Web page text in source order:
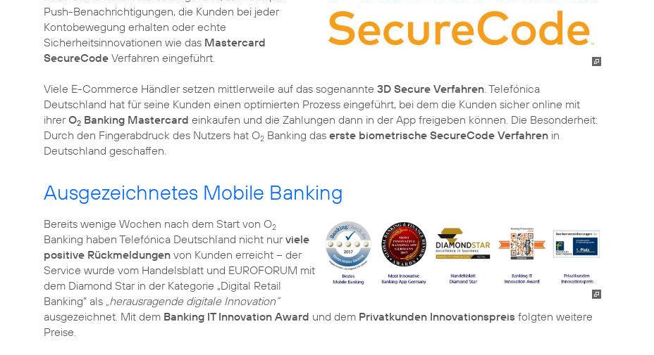
Push-Benachrichtigungen, die Kunden bei jeder
Kontobewegung erhalten oder echte
Sicherheitsinnovationen wie das Mastercard
SecureCode Verfahren eingeführt.
Viele E-Commerce Händler setzen mittlerweile auf das sogenannte 3D Secure Verfahren. Telefónica
Deutschland hat für seine Kunden einen optimierten Prozess eingeführt, bei dem die Kunden sicher online mit
ihrerO2 Banking Mastercard einkaufen und die Zahlungen dann in der App freigeben können. Die Besonderheit:
Durch den Fingerabdruck des Nutzers hat O2 Banking das erste biometrische SecureCode Verfahren in
Deutschland geschaffen.
Ausgezeichnetes Mobile Banking
Bereits wenige Wochen nach dem Start von O2
Banking haben Telefónica Deutschland nicht nurviele
positive Rückmeldungen von Kunden erreicht – der
Service wurde vom Handelsblatt und EUROFORUM mit
dem Diamond Star in der Kategorie „Digital Retail
Banking“ als „herausragende digitale Innovation“
ausgezeichnet. Mit dem Banking IT Innovation Award und dem Privatkunden Innovationspreis folgten weitere
Preise.